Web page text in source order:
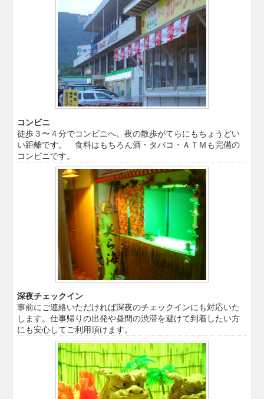
コンビニ
徒歩３〜４分でコンビニへ。夜の散歩がてらにもちょうどい
い距離です。 食料はもちろん酒・タバコ・ＡＴＭも完備の
コンビニです。
深夜チェックイン
事前にご連絡いただければ深夜のチェックインにも対応いた
します。仕事帰りの出発や昼間の渋滞を避けて到着したい方
にも安心してご利用頂けます。